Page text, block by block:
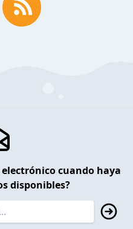
cuando haya
disponibles?